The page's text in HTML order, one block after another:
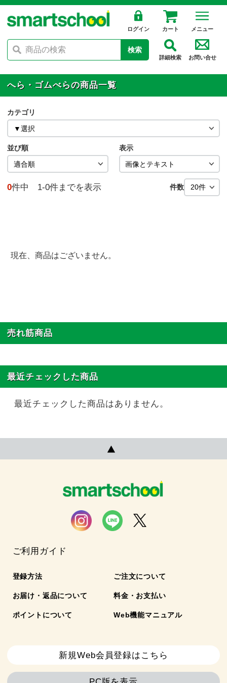
ログイン カート メニュー
検索
詳細検索 お問い合せ
へら・ゴムべらの商品一覧
カテゴリ
並び順 表示
0件中 1-0件までを表示 件数
現在、商品はございません。
売れ筋商品
最近チェックした商品
最近チェックした商品はありません。
ご利用ガイド
登録方法 ご注文について
お届け・返品について 料金・お支払い
ポイントについて Web機能マニュアル
新規Web会員登録はこちら